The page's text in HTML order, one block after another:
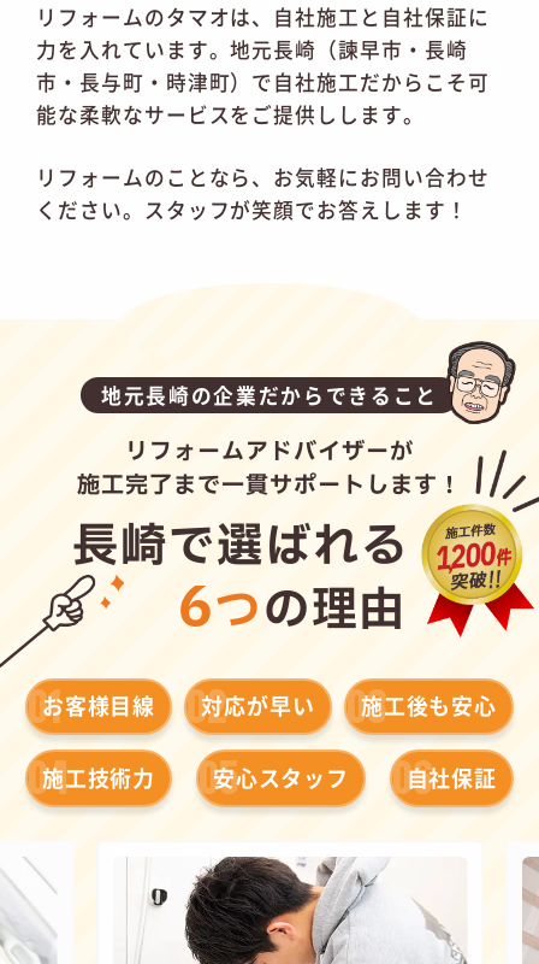
リフォームのタマオは、自社施工と自社保証に
力を入れています。地元長崎（諫早市・長崎
市・長与町・時津町）で自社施工だからこそ可
能な柔軟なサービスをご提供しします。
リフォームのことなら、お気軽にお問い合わせ
ください。スタッフが笑顔でお答えします！
地元長崎の企業だからできること
リフォームアドバイザーが
施工完了まで一貫サポートします！
長崎で選ばれる
6つの理由
01お客様目線 02
対応が早い 03
施工後も安心
04
施工技術力 05
安心スタッフ 06
自社保証